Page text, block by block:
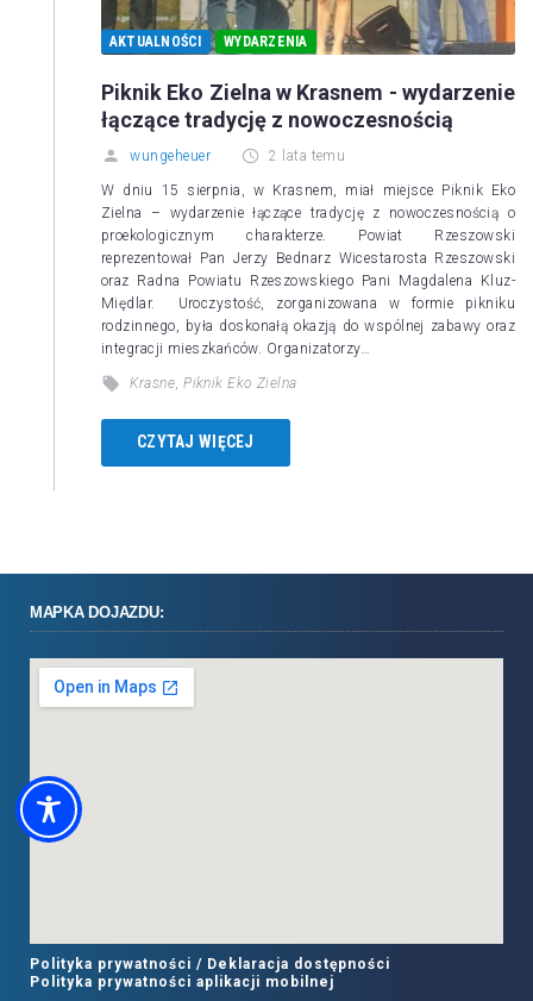
AKTUALNOŚCI WYDARZENIA
Piknik Eko Zielna w Krasnem - wydarzenie
łączące tradycję z nowoczesnością
wungeheuer 2 lata temu
W dniu 15 sierpnia, w Krasnem, miał miejsce Piknik Eko
Zielna – wydarzenie łączące tradycję z nowoczesnością o
proekologicznym charakterze. Powiat Rzeszowski
reprezentował Pan Jerzy Bednarz Wicestarosta Rzeszowski
oraz Radna Powiatu Rzeszowskiego Pani Magdalena Kluz-
Międlar. Uroczystość, zorganizowana w formie pikniku
rodzinnego, była doskonałą okazją do wspólnej zabawy oraz
integracji mieszkańców. Organizatorzy…
Krasne ,Piknik Eko Zielna
CZYTAJ WIĘCEJ
MAPKA DOJAZDU:
Polityka prywatności / Deklaracja dostępności
Polityka prywatności aplikacji mobilnej